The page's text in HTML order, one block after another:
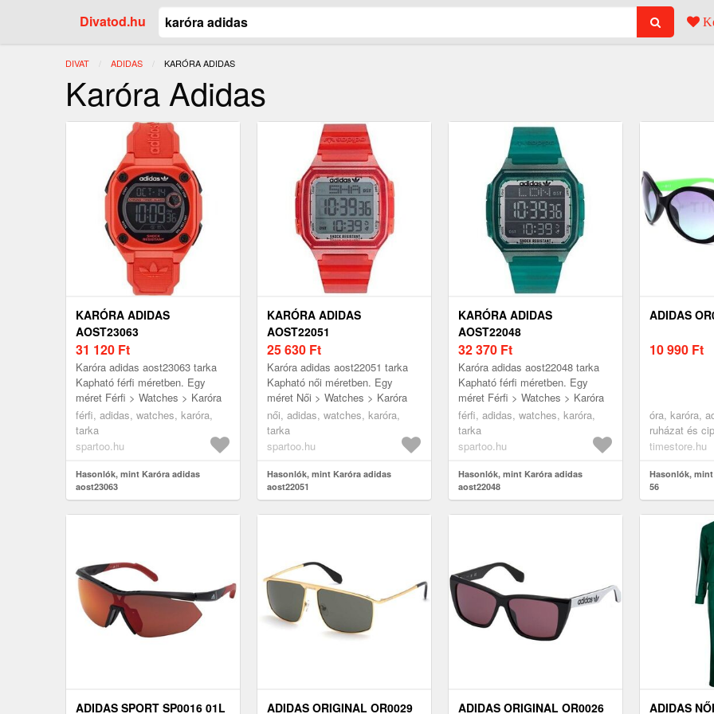
Divatod.hu
DIVAT ADIDAS JELENLEGI:
KARÓRA ADIDAS
Karóra Adidas
KARÓRA ADIDAS
AOST23063
31 120 Ft
Karóra adidas aost23063 tarka
Kapható férfi méretben. Egy
méret Férfi > Watches > Karóra
férfi, adidas, watches, karóra,
tarka
spartoo.hu
Hasonlók, mint Karóra adidas
aost23063
KARÓRA ADIDAS
AOST22051
25 630 Ft
Karóra adidas aost22051 tarka
Kapható női méretben. Egy
méret Női > Watches > Karóra
női, adidas, watches, karóra,
tarka
spartoo.hu
Hasonlók, mint Karóra adidas
aost22051
KARÓRA ADIDAS
AOST22048
32 370 Ft
Karóra adidas aost22048 tarka
Kapható férfi méretben. Egy
méret Férfi > Watches > Karóra
férfi, adidas, watches, karóra,
tarka
spartoo.hu
Hasonlók, mint Karóra adidas
aost22048
ADIDAS
10 990 Ft
óra, karóra,
ruházat és
kiegészítők,
timestore.hu
Hasonlók,
56
ADIDAS SPORT SP0016 01L
ADIDAS ORIGINAL OR0029
ADIDAS ORIGINAL OR0026
ADIDAS